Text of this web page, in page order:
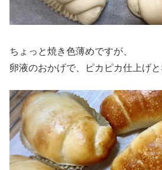
ちょっと焼き色薄めですが、
卵液のおかげで、ピカピカ仕上げと